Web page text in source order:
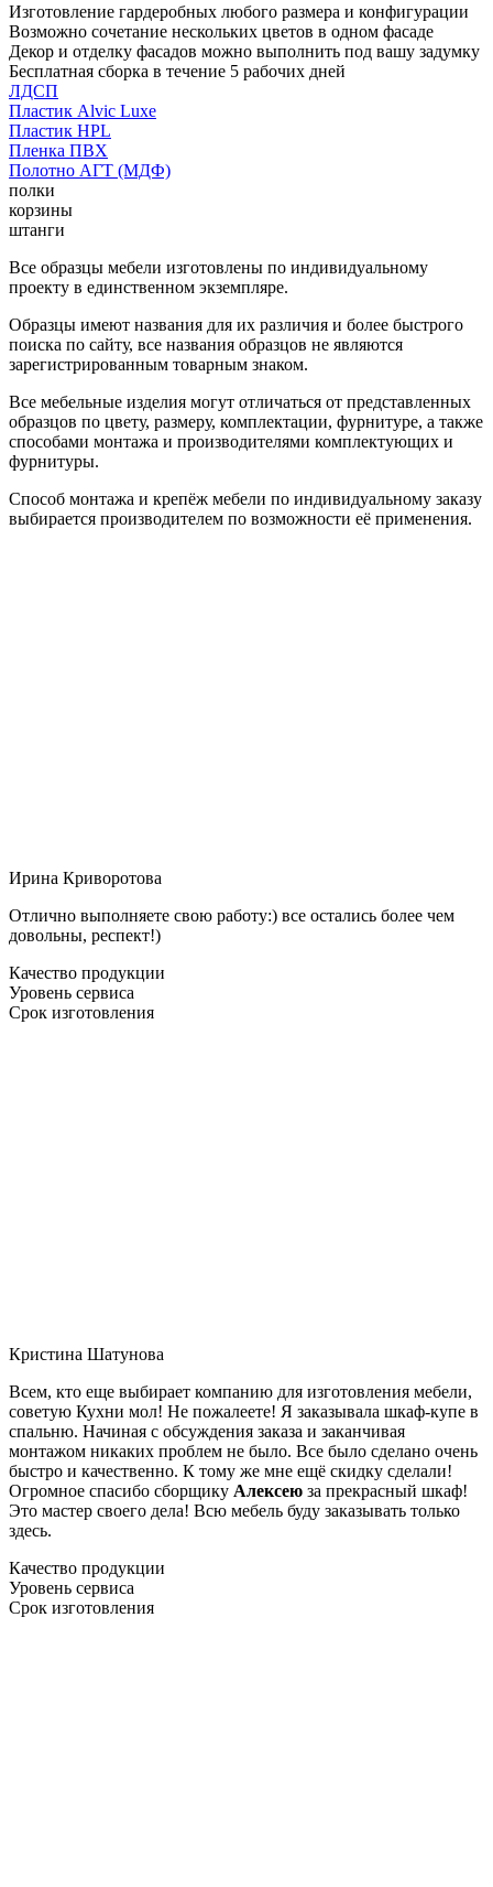
Изготовление гардеробных любого размера и конфигурации
Возможно сочетание нескольких цветов в одном фасаде
Декор и отделку фасадов можно выполнить под вашу задумку
Бесплатная сборка в течение 5 рабочих дней
ЛДСП
Пластик Alvic Luxe
Пластик HPL
Пленка ПВХ
Полотно АГТ (МДФ)
полки
корзины
штанги
Все образцы мебели изготовлены по индивидуальному
проекту в единственном экземпляре.
Образцы имеют названия для их различия и более быстрого
поиска по сайту, все названия образцов не являются
зарегистрированным товарным знаком.
Все мебельные изделия могут отличаться от представленных
образцов по цвету, размеру, комплектации, фурнитуре, а также
способами монтажа и производителями комплектующих и
фурнитуры.
Способ монтажа и крепёж мебели по индивидуальному заказу
выбирается производителем по возможности её применения.
Ирина Криворотова
Отлично выполняете свою работу:) все остались более чем
довольны, респект!)
Качество продукции
Уровень сервиса
Срок изготовления
Кристина Шатунова
Всем, кто еще выбирает компанию для изготовления мебели,
советую Кухни мол! Не пожалеете! Я заказывала шкаф-купе в
спальню. Начиная с обсуждения заказа и заканчивая
монтажом никаких проблем не было. Все было сделано очень
быстро и качественно. К тому же мне ещё скидку сделали!
Огромное спасибо сборщику Алексею за прекрасный шкаф!
Это мастер своего дела! Всю мебель буду заказывать только
здесь.
Качество продукции
Уровень сервиса
Срок изготовления